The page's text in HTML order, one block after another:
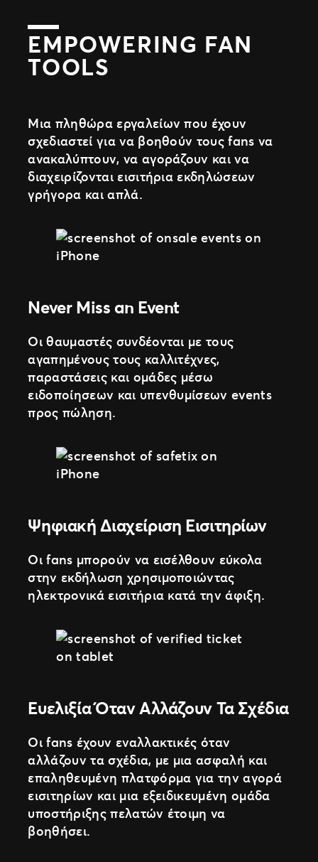
EMPOWERING FAN
TOOLS
Μια πληθώρα εργαλείων που έχουν
σχεδιαστεί για να βοηθούν τους fans να
ανακαλύπτουν, να αγοράζουν και να
διαχειρίζονται εισιτήρια εκδηλώσεων
γρήγορα και απλά.
Never Miss an Event
Οι θαυμαστές συνδέονται με τους
αγαπημένους τους καλλιτέχνες,
παραστάσεις και ομάδες μέσω
ειδοποίησεων και υπενθυμίσεων events
προς πώληση.
Ψηφιακή Διαχείριση Εισιτηρίων
Οι fans μπορούν να εισέλθουν εύκολα
στην εκδήλωση χρησιμοποιώντας
ηλεκτρονικά εισιτήρια κατά την άφιξη.
Ευελιξία Όταν Αλλάζουν Τα Σχέδια
Οι fans έχουν εναλλακτικές όταν
αλλάζουν τα σχέδια, με μια ασφαλή και
επαληθευμένη πλατφόρμα για την αγορά
εισιτηρίων και μια εξειδικευμένη ομάδα
υποστήριξης πελατών έτοιμη να
βοηθήσει.